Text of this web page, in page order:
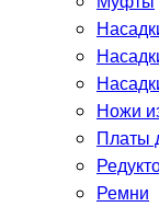
Ножи
Платы
Ремни